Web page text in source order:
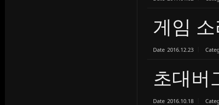
게임
Date 2016.12.23
초대버
Date 2016.10.18